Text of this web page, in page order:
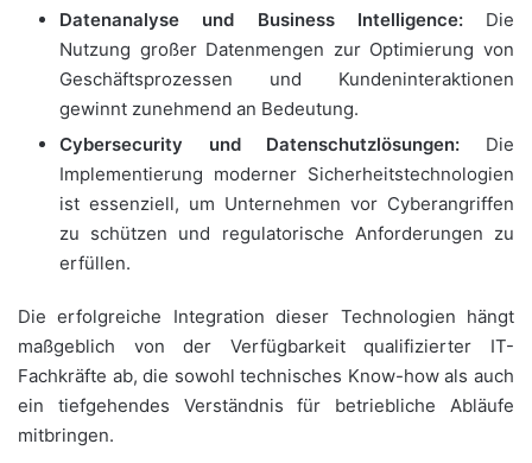
Datenanalyse und Business Intelligence:Die
Nutzung großer Datenmengen zur Optimierung von
Geschäftsprozessen und Kundeninteraktionen
gewinnt zunehmend an Bedeutung.
Cybersecurity und Datenschutzlösungen: Die
Implementierung moderner Sicherheitstechnologien
ist essenziell, um Unternehmen vor Cyberangriffen
zu schützen und regulatorische Anforderungen zu
erfüllen.
Die erfolgreiche Integration dieser Technologien hängt
maßgeblich von der Verfügbarkeit qualifizierter IT-
Fachkräfte ab, die sowohl technisches Know-how als auch
ein tiefgehendes Verständnis für betriebliche Abläufe
mitbringen.